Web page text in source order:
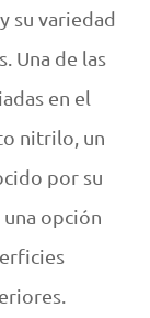
su variedad
Una de las
en el
nitrilo, un
por su
opción